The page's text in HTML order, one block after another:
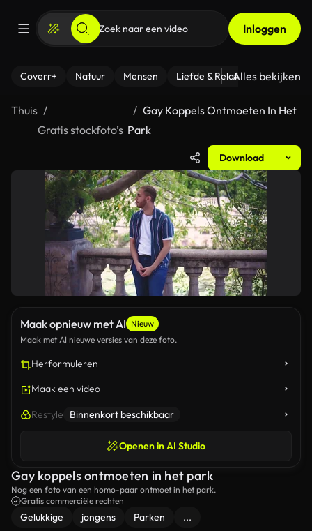
Inloggen
Coverr+ Natuur Mensen Liefde & Relaties - Fitness
Alles bekijken
Thuis
Gratis stockfoto’s
Gay Koppels Ontmoeten In Het
Park
Download
Maak opnieuw met AI Nieuw
Maak met AI nieuwe versies van deze foto.
Herformuleren
Maak een video
Restyle Binnenkort beschikbaar
Openen in AI Studio
Gay koppels ontmoeten in het park
Nog een foto van een homo-paar ontmoet in het park.
Gratis commerciële rechten
Gelukkige jongens Parken ...